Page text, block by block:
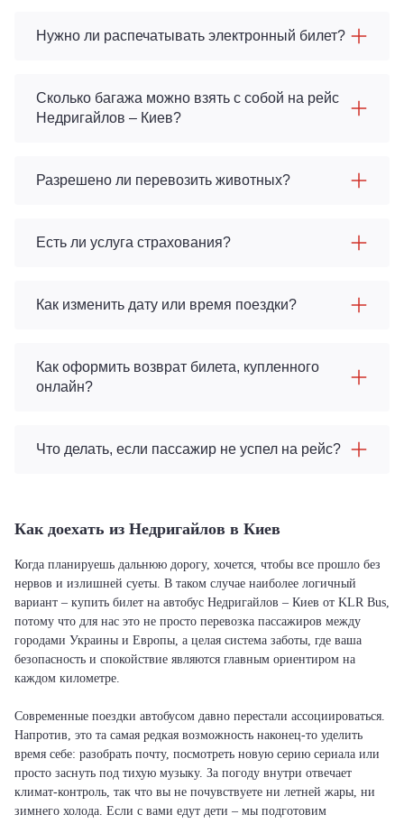
Нужно ли распечатывать электронный билет?
Сколько багажа можно взять с собой на рейс
Недригайлов – Киев?
Разрешено ли перевозить животных?
Есть ли услуга страхования?
Как изменить дату или время поездки?
Как оформить возврат билета, купленного
онлайн?
Что делать, если пассажир не успел на рейс?
Как доехать из Недригайлов в Киев
Когда планируешь дальнюю дорогу, хочется, чтобы все прошло без
нервов и излишней суеты. В таком случае наиболее логичный
вариант – купить билет на автобус Недригайлов – Киев от KLR Bus,
потому что для нас это не просто перевозка пассажиров между
городами Украины и Европы, а целая система заботы, где ваша
безопасность и спокойствие являются главным ориентиром на
каждом километре.
Современные поездки автобусом давно перестали ассоциироваться.
Напротив, это та самая редкая возможность наконец-то уделить
время себе: разобрать почту, посмотреть новую серию сериала или
просто заснуть под тихую музыку. За погоду внутри отвечает
климат-контроль, так что вы не почувствуете ни летней жары, ни
зимнего холода. Если с вами едут дети – мы подготовим